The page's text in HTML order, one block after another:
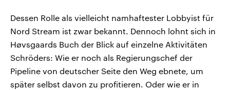
Dessen Rolle als vielleicht namhaftester Lobbyist für
Nord Stream ist zwar bekannt. Dennoch lohnt sich in
Høvsgaards Buch der Blick auf einzelne Aktivitäten
Schröders: Wie er noch als Regierungschef der
Pipeline von deutscher Seite den Weg ebnete, um
später selbst davon zu profitieren. Oder wie er in